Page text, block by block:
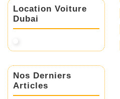
Location Voiture
Dubai
Nos Derniers
Articles